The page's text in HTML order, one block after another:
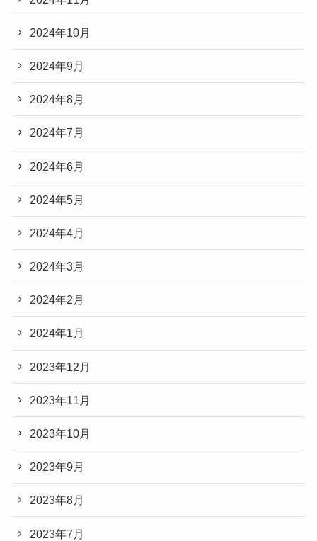
2024年10月
2024年9月
2024年8月
2024年7月
2024年6月
2024年5月
2024年4月
2024年3月
2024年2月
2024年1月
2023年12月
2023年11月
2023年10月
2023年9月
2023年8月
2023年7月